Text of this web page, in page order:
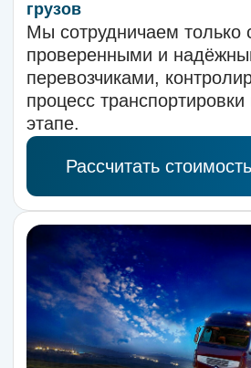
Объём
Вес
Ваше имя
+7
Нажимая на кнопку, вы даете согласие
на о бработку своих персональных
данных.
Отправить заявку